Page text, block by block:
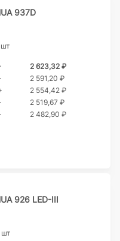
937D
2 623,32 ₽
2 591,20 ₽
2 554,42 ₽
2 519,67 ₽
2 482,90 ₽
926 LED-III
шт